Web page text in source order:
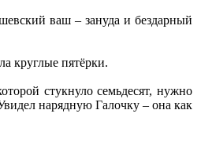
ваш – зануда и бездарный
круглые пятёрки.
стукнуло семьдесят, нужно
нарядную Галочку – она как